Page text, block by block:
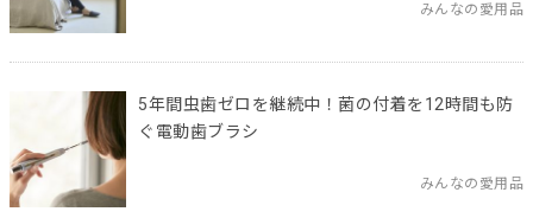
みんなの愛用品
5年間虫歯ゼロを継続中！菌の付着を12時間も防
ぐ電動歯ブラシ
みんなの愛用品